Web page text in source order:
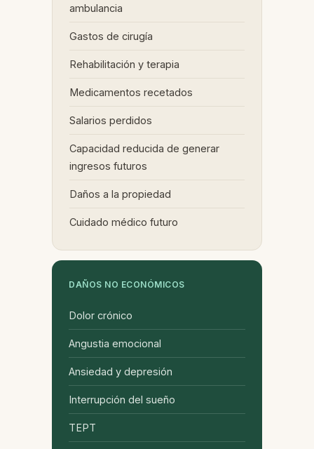
ambulancia
Gastos de cirugía
Rehabilitación y terapia
Medicamentos recetados
Salarios perdidos
Capacidad reducida de generar
ingresos futuros
Daños a la propiedad
Cuidado médico futuro
DAÑOS NO ECONÓMICOS
Dolor crónico
Angustia emocional
Ansiedad y depresión
Interrupción del sueño
TEPT